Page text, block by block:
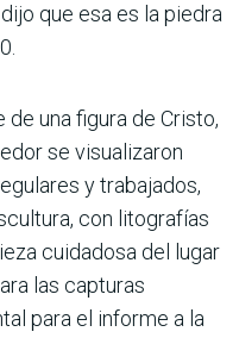
que esa es la piedra
de una figura de Cristo,
se visualiza­ron
y trabaja­dos,
con lito­grafías
cuidadosa del lugar
las capturas
para el informe a la